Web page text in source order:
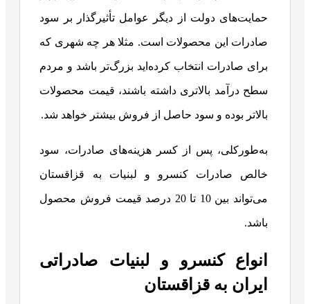
حمایت‌های دولت از دیگر عوامل تأثیرگذار بر سود
صادرات این محصولات است. مثلا هر چه شهری که
برای صادرات انتخاب کرده‌اید بزرگ‌تر باشد و مردم
سطح درآمد بالاتری داشته باشند، قیمت محصولات
بالاتر بوده و سود حاصل از فروش بیشتر خواهد شد.
به‌طورکلی، پس از کسر هزینه‌های صادرات، سود
خالص صادرات کنسرو و لبنیات به قزاقستان
می‌تواند بین 10 تا 20 درصد قیمت فروش محصول
باشد.
انواع کنسرو و لبنیات صادراتی
ایران به قزاقستان